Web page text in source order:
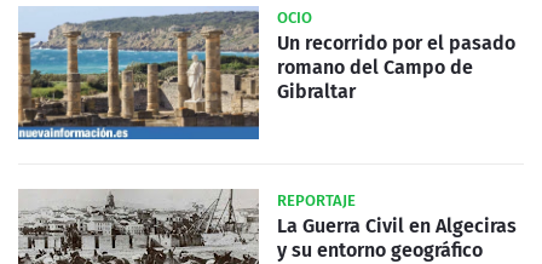
OCIO
Un recorrido por el pasado
romano del Campo de
Gibraltar
REPORTAJE
La Guerra Civil en Algeciras
y su entorno geográfico